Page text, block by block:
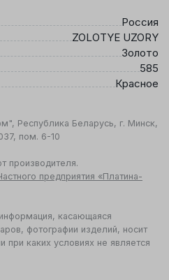
Россия
ZOLOTYE UZORY
Золото
585
Красное
Республика Беларусь, г. Минск,
пом. 6-10
производителя.
предприятия «Платина-
касающаяся
фотографии изделий, носит
при каких условиях не является